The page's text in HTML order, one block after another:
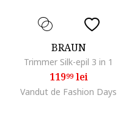
BRAUN
Trimmer Silk-epil 3 in 1
11999lei
Vandut de Fashion Days